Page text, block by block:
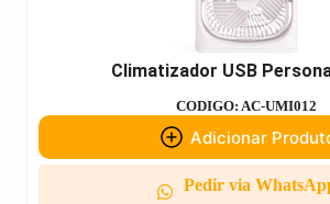
Climatizador USB
CODIGO: AC-UMI012
Adicionar
Pedir via